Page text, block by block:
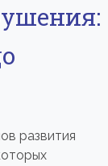
развития